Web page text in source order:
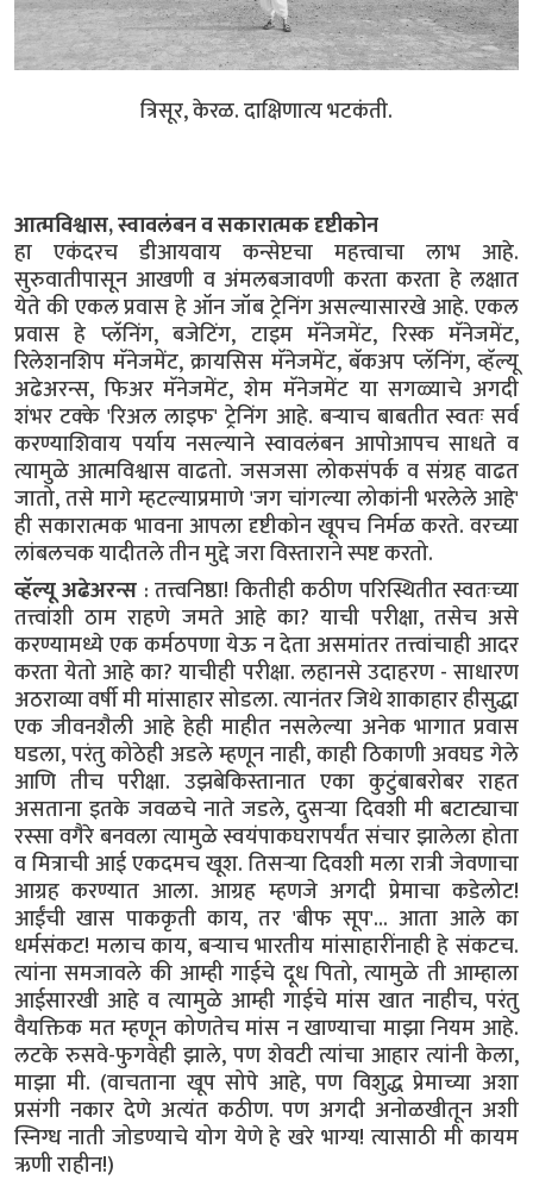
त्रिसूर, केरळ. दाक्षिणात्य भटकंती.
आत्मविश्वास, स्वावलंबन व सकारात्मक दृष्टीकोन
हा एकंदरच डीआयवाय कन्सेप्टचा महत्त्वाचा लाभ आहे.
सुरुवातीपासून आखणी व अंमलबजावणी करता करता हे लक्षात
येते की एकल प्रवास हे ऑन जॉब ट्रेनिंग असल्यासारखे आहे. एकल
प्रवास हे प्लॅनिंग, बजेटिंग, टाइम मॅनेजमेंट, रिस्क मॅनेजमेंट,
रिलेशनशिप मॅनेजमेंट, क्रायसिस मॅनेजमेंट, बॅकअप प्लॅनिंग, व्हॅल्यू
अढेअरन्स, फिअर मॅनेजमेंट, शेम मॅनेजमेंट या सगळ्याचे अगदी
शंभर टक्के 'रिअल लाइफ' ट्रेनिंग आहे. बऱ्याच बाबतीत स्वतः सर्व
करण्याशिवाय पर्याय नसल्याने स्वावलंबन आपोआपच साधते व
त्यामुळे आत्मविश्वास वाढतो. जसजसा लोकसंपर्क व संग्रह वाढत
जातो, तसे मागे म्हटल्याप्रमाणे 'जग चांगल्या लोकांनी भरलेले आहे'
ही सकारात्मक भावना आपला दृष्टीकोन खूपच निर्मळ करते. वरच्या
लांबलचक यादीतले तीन मुद्दे जरा विस्ताराने स्पष्ट करतो.
व्हॅल्यू अढेअरन्स : तत्त्वनिष्ठा! कितीही कठीण परिस्थितीत स्वतःच्या
तत्त्वांशी ठाम राहणे जमते आहे का? याची परीक्षा, तसेच असे
करण्यामध्ये एक कर्मठपणा येऊ न देता असमांतर तत्त्वांचाही आदर
करता येतो आहे का? याचीही परीक्षा. लहानसे उदाहरण - साधारण
अठराव्या वर्षी मी मांसाहार सोडला. त्यानंतर जिथे शाकाहार हीसुद्धा
एक जीवनशैली आहे हेही माहीत नसलेल्या अनेक भागात प्रवास
घडला, परंतु कोठेही अडले म्हणून नाही, काही ठिकाणी अवघड गेले
आणि तीच परीक्षा. उझबेकिस्तानात एका कुटुंबाबरोबर राहत
असताना इतके जवळचे नाते जडले, दुसऱ्या दिवशी मी बटाट्याचा
रस्सा वगैरे बनवला त्यामुळे स्वयंपाकघरापर्यंत संचार झालेला होता
व मित्राची आई एकदमच खूश. तिसऱ्या दिवशी मला रात्री जेवणाचा
आग्रह करण्यात आला. आग्रह म्हणजे अगदी प्रेमाचा कडेलोट!
आईंची खास पाककृती काय, तर 'बीफ सूप'... आता आले का
धर्मसंकट! मलाच काय, बऱ्याच भारतीय मांसाहारींनाही हे संकटच.
त्यांना समजावले की आम्ही गाईचे दूध पितो, त्यामुळे ती आम्हाला
आईसारखी आहे व त्यामुळे आम्ही गाईचे मांस खात नाहीच, परंतु
वैयक्तिक मत म्हणून कोणतेच मांस न खाण्याचा माझा नियम आहे.
लटके रुसवे-फुगवेही झाले, पण शेवटी त्यांचा आहार त्यांनी केला,
माझा मी. (वाचताना खूप सोपे आहे, पण विशुद्ध प्रेमाच्या अशा
प्रसंगी नकार देणे अत्यंत कठीण. पण अगदी अनोळखीतून अशी
स्निग्ध नाती जोडण्याचे योग येणे हे खरे भाग्य! त्यासाठी मी कायम
ऋणी राहीन!)